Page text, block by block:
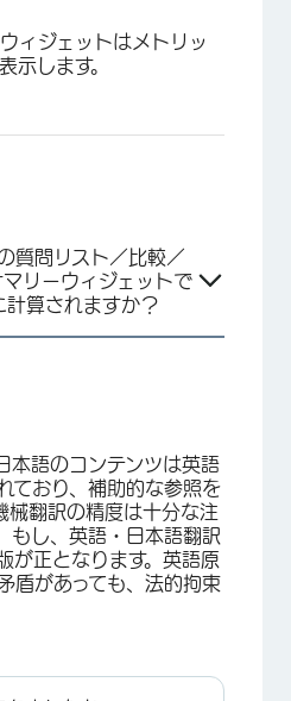
ィジェットはメトリッ
表示します。
質問リスト／比較／
リーウィジェットで
計算されますか？
本語のコンテンツは英語
ており、補助的な参照を
械翻訳の精度は十分な注
もし、英語・日本語翻訳
が正となります。英語原
盾があっても、法的拘束